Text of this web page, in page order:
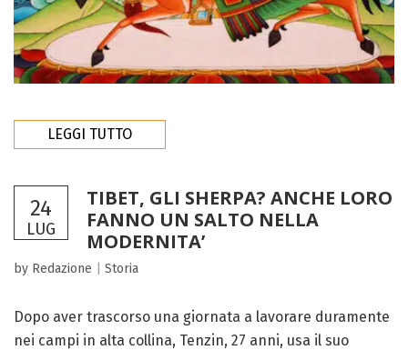
LEGGI TUTTO
24
LUG
TIBET, GLI SHERPA? ANCHE LORO
FANNO UN SALTO NELLA
MODERNITA’
by Redazione Storia
Dopo aver trascorso una giornata a lavorare duramente
nei campi in alta collina, Tenzin, 27 anni, usa il suo